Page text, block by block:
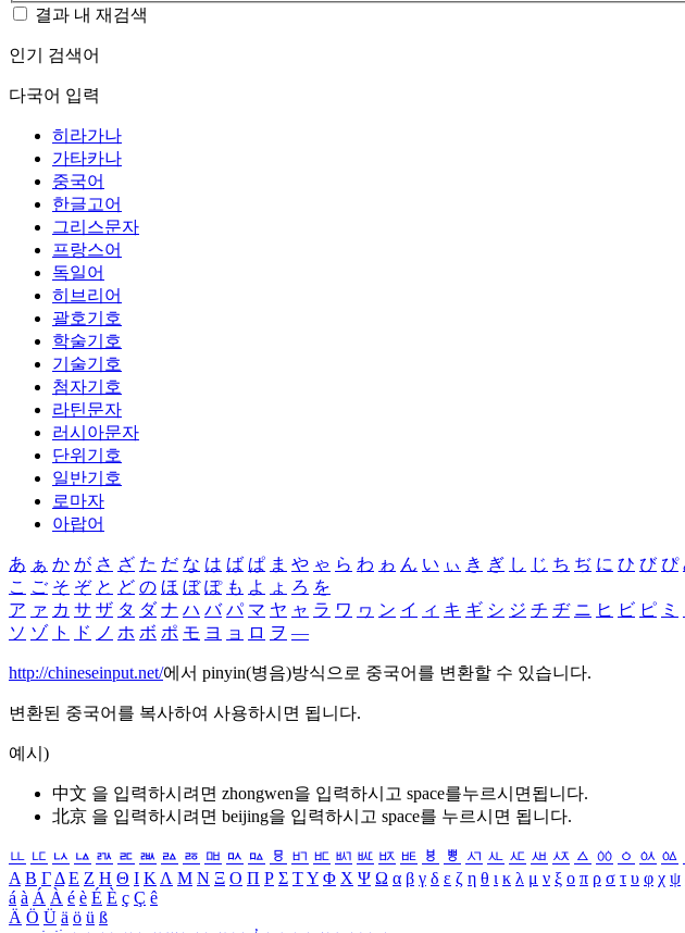
결과 내 재검색
인기 검색어
다국어 입력
히라가나
가타카나
중국어
한글고어
그리스문자
프랑스어
독일어
히브리어
괄호기호
학술기호
기술기호
첨자기호
라틴문자
러시아문자
단위기호
일반기호
로마자
아랍어
あ ぁ か が さ ざ た だ な は ば ぱ ま や ゃ ら わ ゎ ん い ぃ き ぎ し じ ち ぢ に ひ び ぴ
こ ご そ ぞ と ど の ほ ぼ ぽ も よ ょ ろ を
ア ァ カ サ ザ タ ダ ナ ハ バ パ マ ヤ ャ ラ ワ ヮ ン イ ィ キ ギ シ ジ チ ヂ ニ ヒ ビ ピ ミ
ソ ゾ ト ド ノ ホ ボ ポ モ ヨ ョ ロ ヲ ―
http://chineseinput.net/에서 pinyin(병음)방식으로 중국어를 변환할 수 있습니다.
변환된 중국어를 복사하여 사용하시면 됩니다.
예시)
中文 을 입력하시려면 zhongwen을 입력하시고 space를누르시면됩니다.
北京 을 입력하시려면 beijing을 입력하시고 space를 누르시면 됩니다.
ㅥ ㅦ ㅧ ㅨ ㅩ ㅪ ㅫ ㅬ ㅭ ㅮ ㅯ ㅰ ㅱ ㅲ ㅳ ㅴ ㅵ ㅶ ㅷ ㅸ ㅹ ㅺ ㅻ ㅼ ㅽ ㅾ ㅿ ㆀ ㆁ ㆂ ㆃ
Α Β ΓΔ Ε Ζ Η Θ Ι ΚΛ Μ Ν Ξ Ο Π Ρ Σ ΤΥ Φ Χ Ψ Ω α β γ δ ε ζ η θ ι κ λ μ ν ξ ο π ρ σ τ υ φ χ ψ
á à Á À é è É È ç Ç ê
Ä Ö Ü ä ö ü ß